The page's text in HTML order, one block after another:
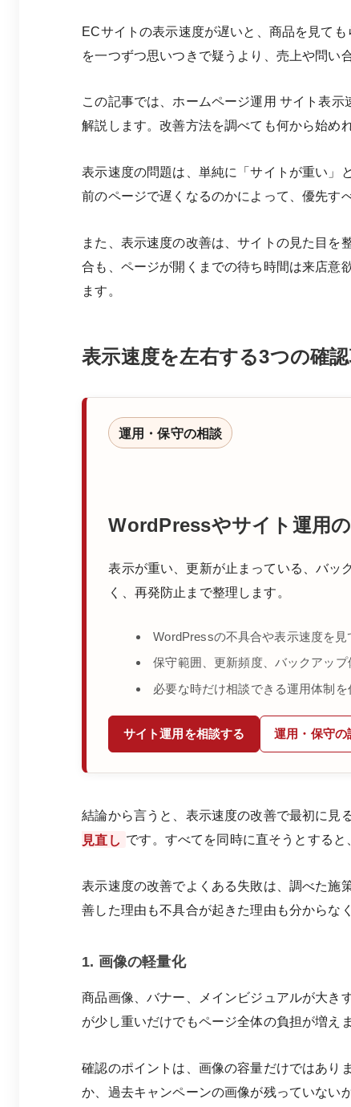
ECサイトの表示速度が遅いと、商品を見て
を一つずつ思いつきで疑うより、売上や問い
この記事では、ホームページ運用 サイト表示
解説します。改善方法を調べても何から始め
表示速度の問題は、単純に「サイトが重い」
前のページで遅くなるのかによって、優先す
また、表示速度の改善は、サイトの見た目
合も、ページが開くまでの待ち時間は来店意
ます。
表示速度を左右する3つの確認
運用・保守の相談
WordPressやサイト運用
表示が重い、更新が止まっている、バッ
く、再発防止まで整理します。
WordPressの不具合や表示速度を見
保守範囲、更新頻度、バックアッ
必要な時だけ相談できる運用体制を
サイト運用を相談する 運用・保守の
結論から言うと、表示速度の改善で最初に見
見直し です。すべてを同時に直そうとする
表示速度の改善でよくある失敗は、調べた施
善した理由も不具合が起きた理由も分からな
1. 画像の軽量化
商品画像、バナー、メインビジュアルが大き
が少し重いだけでもページ全体の負担が増え
確認のポイントは、画像の容量だけではあり
か、過去キャンペーンの画像が残っていない